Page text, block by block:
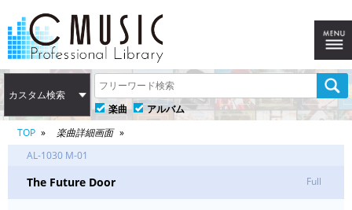
カスタム検索
楽曲
アルバム
TOP
楽曲詳細画面
AL-1030 M-01
The Future Door Full